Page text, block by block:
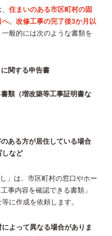
住まいのある市区町村の固
、改修工事の完了後3か月以
般的には次のような書類を
関する申告書
類（増改築等工事証明書な
ある方が居住している場合
しなど
」は、市区町村の窓口やホー
事内容を確認できる書類」
に作成を依頼します。
よって異なる場合がありま